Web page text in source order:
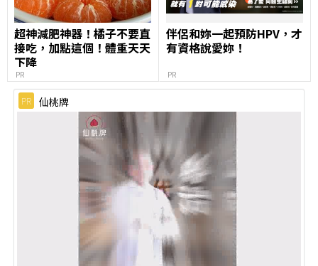
超神減肥神器！橘子不要直
接吃，加點這個！體重天天
下降
PR
伴侶和妳一起預防HPV，才
有資格說愛妳！
PR
PR 仙桃牌